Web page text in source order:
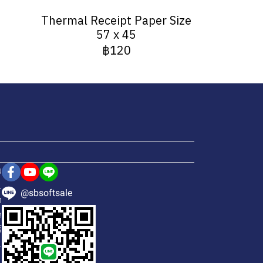
Thermal Receipt Paper Size
57 x 45
฿120
@sbsoftsale